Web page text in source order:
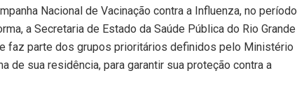
Nacional de Vacinação contra a Influenza, no período
a Secretaria de Estado da Saúde Pública do Rio Grande
faz parte dos grupos prioritários definidos pelo Ministério
de sua residência, para garantir sua proteção contra a